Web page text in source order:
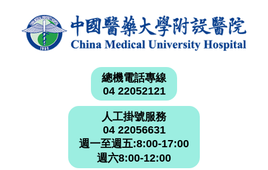
總機電話專線
04 22052121
人工掛號服務
04 22056631
週一至週五:8:00-17:00
週六8:00-12:00